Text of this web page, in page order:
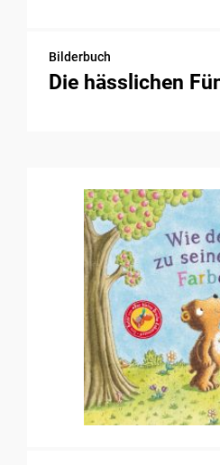
Bilderbuch
Die hässlichen